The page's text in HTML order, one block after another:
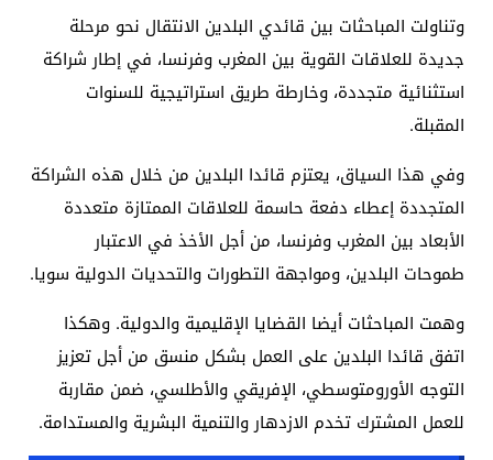
وتناولت المباحثات بين قائدي البلدين الانتقال نحو مرحلة
جديدة للعلاقات القوية بين المغرب وفرنسا، في إطار شراكة
استثنائية متجددة، وخارطة طريق استراتيجية للسنوات
المقبلة.
وفي هذا السياق، يعتزم قائدا البلدين من خلال هذه الشراكة
المتجددة إعطاء دفعة حاسمة للعلاقات الممتازة متعددة
الأبعاد بين المغرب وفرنسا، من أجل الأخذ في الاعتبار
طموحات البلدين، ومواجهة التطورات والتحديات الدولية سويا.
وهمت المباحثات أيضا القضايا الإقليمية والدولية. وهكذا
اتفق قائدا البلدين على العمل بشكل منسق من أجل تعزيز
التوجه الأورومتوسطي، الإفريقي والأطلسي، ضمن مقاربة
للعمل المشترك تخدم الازدهار والتنمية البشرية والمستدامة.